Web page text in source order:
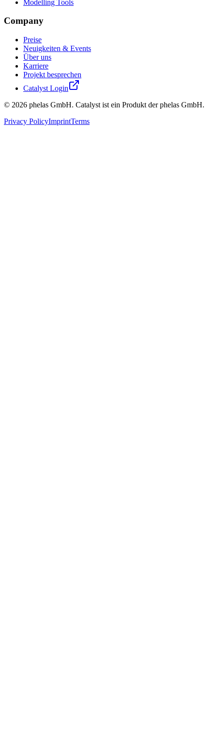
Modelling Tools
Company
Preise
Neuigkeiten & Events
Über uns
Karriere
Projekt besprechen
Catalyst Login
© 2026 phelas GmbH. Catalyst ist ein Produkt der phelas GmbH.
Privacy PolicyImprintTerms